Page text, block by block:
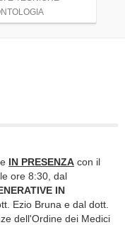
IN PRESENZA con il
ore 8:30, dal
IN
Ezio Bruna e dal dott.
dell'Ordine dei Medici